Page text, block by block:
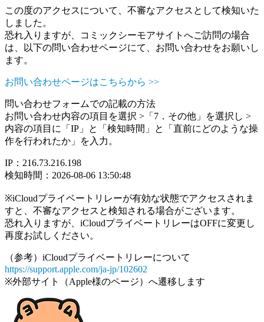
この度のアクセスについて、不審なアクセスとして検知いた
しました。
恐れ入りますが、コミックシーモアサイトへご訪問の場合
は、以下の問い合わせページにて、お問い合わせをお願いし
ます。
お問い合わせページはこちらから >>
問い合わせフォームでの記載の方法
お問い合わせ内容の項目を選択 >「7．その他」を選択し >
内容の項目に「IP」と「検知時間」と「直前にどのような操
作を行われたか」を入力。
IP：216.73.216.198
検知時間：2026-08-06 13:50:48
※iCloudプライベートリレーが有効な状態でアクセスされま
すと、不審なアクセスと検知される場合がございます。
恐れ入りますが、iCloudプライベートリレーはOFFに変更し
再度お試しください。
（参考）iCloudプライベートリレーについて
https://support.apple.com/ja-jp/102602
※外部サイト（Apple様のページ）へ遷移します